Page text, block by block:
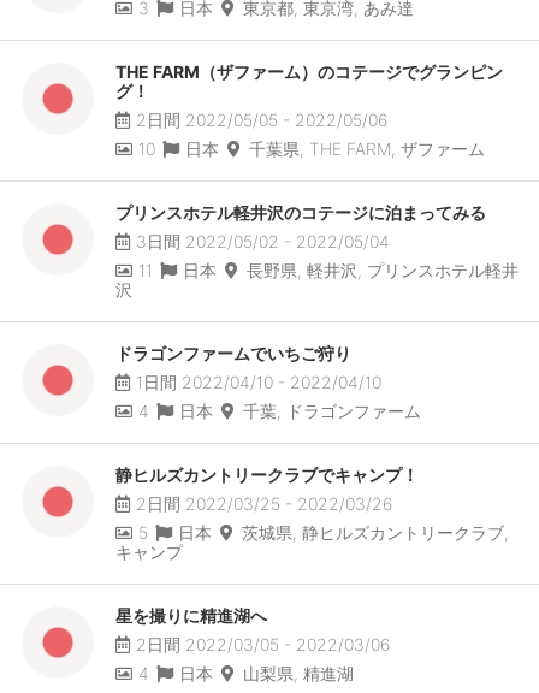
3
日本 東京都, 東京湾, あみ達
THE FARM（ザファーム）のコテージでグランピン
グ！
2日間 2022/05/05 - 2022/05/06
10
日本 千葉県, THE FARM, ザファーム
プリンスホテル軽井沢のコテージに泊まってみる
3日間 2022/05/02 - 2022/05/04
11
日本
長野県, 軽井沢, プリンスホテル軽井
沢
ドラゴンファームでいちご狩り
1日間 2022/04/10 - 2022/04/10
4
日本 千葉, ドラゴンファーム
静ヒルズカントリークラブでキャンプ！
2日間 2022/03/25 - 2022/03/26
5
日本
茨城県, 静ヒルズカントリークラブ,
キャンプ
星を撮りに精進湖へ
2日間 2022/03/05 - 2022/03/06
4
日本 山梨県, 精進湖